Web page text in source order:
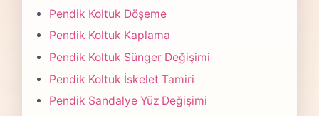
değişikliği önceden bildiririz.
Pendik Koltuk Döşeme
Pendik Koltuk Kaplama
Pendik Koltuk Sünger Değişimi
Pendik Koltuk İskelet Tamiri
Pendik Sandalye Yüz Değişimi